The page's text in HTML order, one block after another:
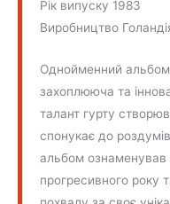
Рік випуску 1983
Виробництво
Однойменний
захоплююча та
талант гурту
спонукає до
альбом
прогресивного року